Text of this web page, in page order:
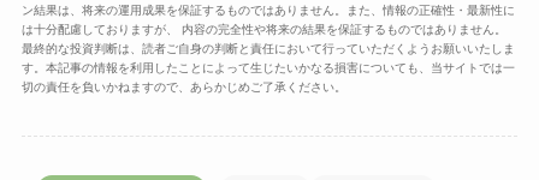
ン結果は、将来の運用成果を保証するものではありません。また、情報の正確性・最新性に
は十分配慮しておりますが、 内容の完全性や将来の結果を保証するものではありません。
最終的な投資判断は、読者ご自身の判断と責任において行っていただくようお願いいたしま
す。本記事の情報を利用したことによって生じたいかなる損害についても、当サイトでは一
切の責任を負いかねますので、あらかじめご了承ください。